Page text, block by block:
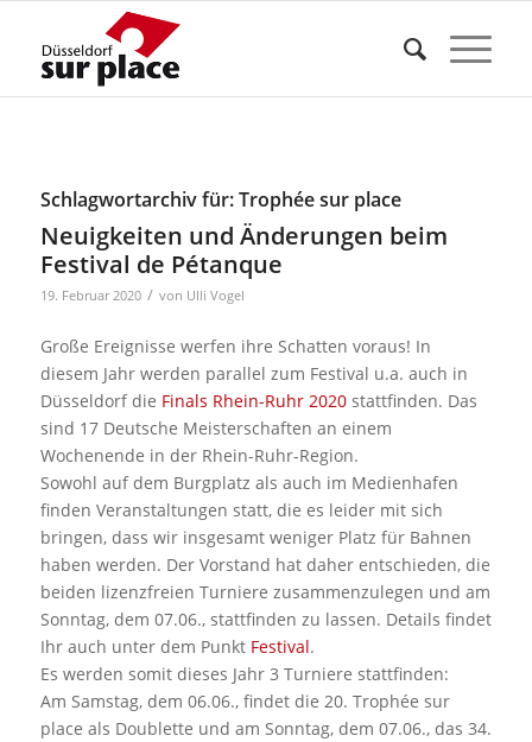
Schlagwortarchiv für:Trophée sur place
Neuigkeiten und Änderungen beim
Festival de Pétanque
19. Februar 2020 / von Ulli Vogel
Große Ereignisse werfen ihre Schatten voraus! In
diesem Jahr werden parallel zum Festival u.a. auch in
Düsseldorf die Finals Rhein-Ruhr 2020stattfinden. Das
sind 17 Deutsche Meisterschaften an einem
Wochenende in der Rhein-Ruhr-Region.
Sowohl auf dem Burgplatz als auch im Medienhafen
finden Veranstaltungen statt, die es leider mit sich
bringen, dass wir insgesamt weniger Platz für Bahnen
haben werden. Der Vorstand hat daher entschieden, die
beiden lizenzfreien Turniere zusammenzulegen und am
Sonntag, dem 07.06., stattfinden zu lassen. Details findet
Ihr auch unter dem Punkt Festival.
Es werden somit dieses Jahr 3 Turniere stattfinden:
Am Samstag, dem 06.06., findet die 20. Trophée sur
place als Doublette und am Sonntag, dem 07.06., das 34.